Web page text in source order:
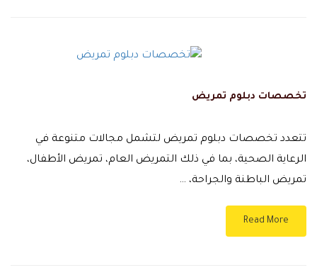
تخصصات دبلوم تمريض
تتعدد تخصصات دبلوم تمريض لتشمل مجالات متنوعة في
الرعاية الصحية، بما في ذلك التمريض العام، تمريض الأطفال،
تمريض الباطنة والجراحة، …
Read More